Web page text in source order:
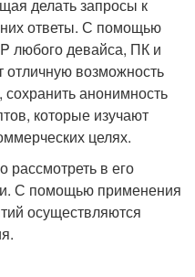
делать запросы к
ответы. С помощью
любого девайса, ПК и
отличную возможность
анонимность
которые изучают
целях.
в его
С помощью применения
осуществляются